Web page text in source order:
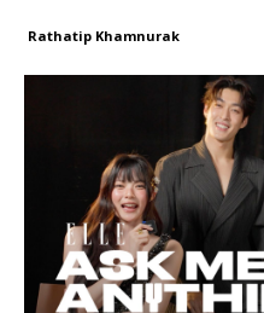
Rathatip Khamnurak